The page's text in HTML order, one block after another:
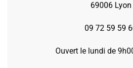
69006 Lyon
09 72 59 59
Ouvert le lundi de